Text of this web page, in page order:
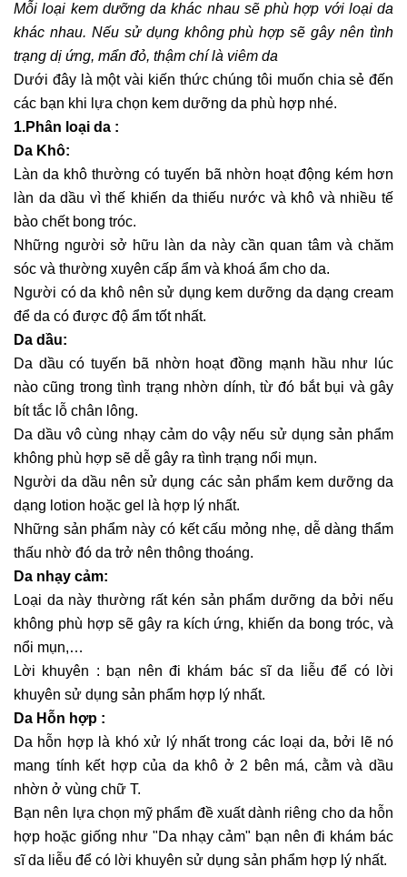
Mỗi loại kem dưỡng da khác nhau sẽ phù hợp với loại da
khác nhau. Nếu sử dụng không phù hợp sẽ gây nên tình
trạng dị ứng, mẩn đỏ, thậm chí là viêm da
Dưới đây là một vài kiến thức chúng tôi muốn chia sẻ đến
các bạn khi lựa chọn kem dưỡng da phù hợp nhé.
1.Phân loại da :
Da Khô:
Làn da khô thường có tuyến bã nhờn hoạt động kém hơn
làn da dầu vì thế khiến da thiếu nước và khô và nhiều tế
bào chết bong tróc.
Những người sở hữu làn da này cần quan tâm và chăm
sóc và thường xuyên cấp ẩm và khoá ẩm cho da.
Người có da khô nên sử dụng kem dưỡng da dạng cream
để da có được độ ẩm tốt nhất.
Da dầu:
Da dầu có tuyến bã nhờn hoạt đồng mạnh hầu như lúc
nào cũng trong tình trạng nhờn dính, từ đó bắt bụi và gây
bít tắc lỗ chân lông.
Da dầu vô cùng nhạy cảm do vậy nếu sử dụng sản phẩm
không phù hợp sẽ dễ gây ra tình trạng nổi mụn.
Người da dầu nên sử dụng các sản phẩm kem dưỡng da
dạng lotion hoặc gel là hợp lý nhất.
Những sản phẩm này có kết cấu mỏng nhẹ, dễ dàng thẩm
thấu nhờ đó da trở nên thông thoáng.
Da nhạy cảm:
Loại da này thường rất kén sản phẩm dưỡng da bởi nếu
không phù hợp sẽ gây ra kích ứng, khiến da bong tróc, và
nổi mụn,…
Lời khuyên : bạn nên đi khám bác sĩ da liễu để có lời
khuyên sử dụng sản phẩm hợp lý nhất.
Da Hỗn hợp :
Da hỗn hợp là khó xử lý nhất trong các loại da, bởi lẽ nó
mang tính kết hợp của da khô ở 2 bên má, cằm và dầu
nhờn ở vùng chữ T.
Bạn nên lựa chọn mỹ phẩm đề xuất dành riêng cho da hỗn
hợp hoặc giống như "Da nhạy cảm" bạn nên đi khám bác
sĩ da liễu để có lời khuyên sử dụng sản phẩm hợp lý nhất.